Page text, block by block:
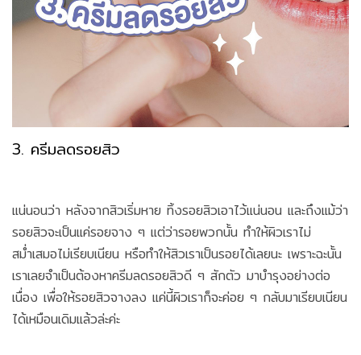
3. ครีมลดรอยสิว
แน่นอนว่า หลังจากสิวเริ่มหาย ทิ้งรอยสิวเอาไว้แน่นอน และถึงแม้ว่า
รอยสิวจะเป็นแค่รอยจาง ๆ แต่ว่ารอยพวกนั้น ทำให้ผิวเราไม่
สม่ำเสมอไม่เรียบเนียน หรือทำให้สิวเราเป็นรอยได้เลยนะ เพราะฉะนั้น
เราเลยจำเป็นต้องหาครีมลดรอยสิวดี ๆ สักตัว มาบำรุงอย่างต่อ
เนื่อง เพื่อให้รอยสิวจางลง แค่นี้ผิวเราก็จะค่อย ๆ กลับมาเรียบเนียน
ได้เหมือนเดิมแล้วล่ะค่ะ